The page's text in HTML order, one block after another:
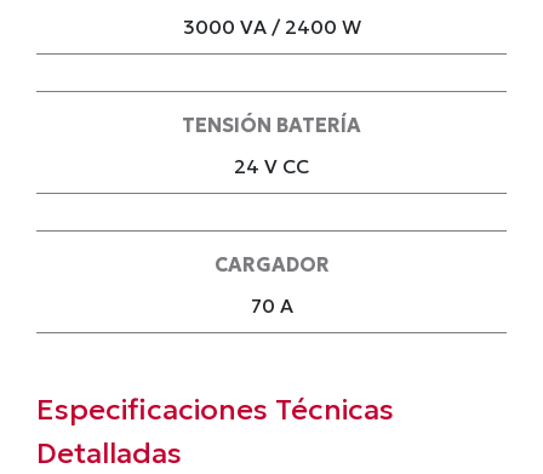
3000 VA / 2400 W
TENSIÓN BATERÍA
24 V CC
CARGADOR
70 A
Especificaciones Técnicas
Detalladas